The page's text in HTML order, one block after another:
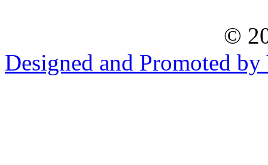
©
Designed and Promoted